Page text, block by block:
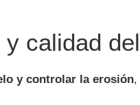
calidad
y controlar la erosión,